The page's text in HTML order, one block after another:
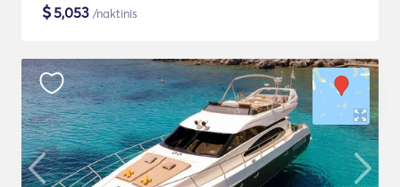
$5,053 /naktinis